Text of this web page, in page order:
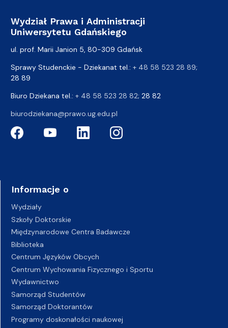
Wydział Prawa i Administracji
Uniwersytetu Gdańskiego
ul. prof. Marii Janion 5, 80-309 Gdańsk
Sprawy Studenckie - Dziekanat tel.: + 48 58 523 28 89;
28 89
Biuro Dziekana tel.: + 48 58 523 28 82; 28 82
biurodziekana@prawo.ug.edu.pl
Informacje o
Wydziały
Szkoły Doktorskie
Międzynarodowe Centra Badawcze
Biblioteka
Centrum Języków Obcych
Centrum Wychowania Fizycznego i Sportu
Wydawnictwo
Samorząd Studentów
Samorząd Doktorantów
Programy doskonałości naukowej